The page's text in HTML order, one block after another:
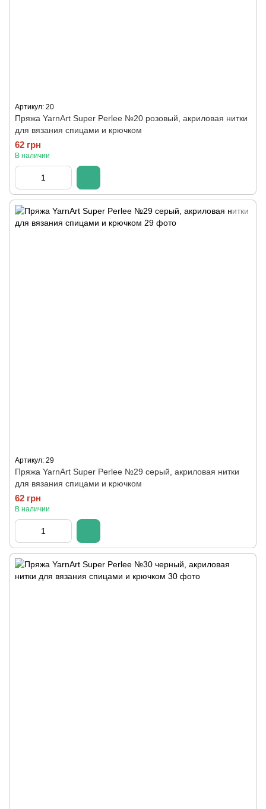
Артикул: 20
Пряжа YarnArt Super Perlee №20 розовый, акриловая нитки
для вязания спицами и крючком
62 грн
В наличии
Артикул: 29
Пряжа YarnArt Super Perlee №29 серый, акриловая нитки
для вязания спицами и крючком
62 грн
В наличии